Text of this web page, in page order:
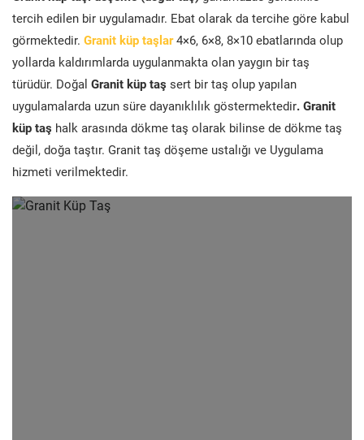
tercih edilen bir uygulamadır. Ebat olarak da tercihe göre kabul
görmektedir. Granit küp taşlar 4×6, 6×8, 8×10 ebatlarında olup
yollarda kaldırımlarda uygulanmakta olan yaygın bir taş
türüdür. Doğal Granit küp taş sert bir taş olup yapılan
uygulamalarda uzun süre dayanıklılık göstermektedir. Granit
küp taş halk arasında dökme taş olarak bilinse de dökme taş
değil, doğa taştır. Granit taş döşeme ustalığı ve Uygulama
hizmeti verilmektedir.